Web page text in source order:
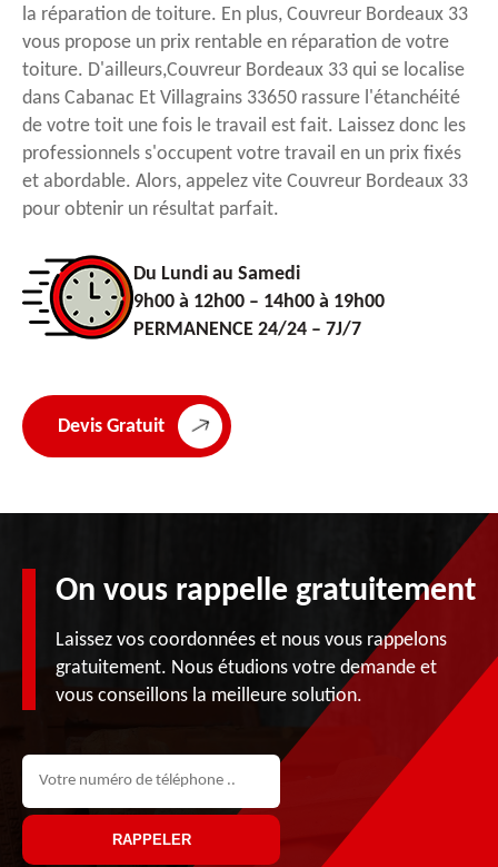
la réparation de toiture. En plus, Couvreur Bordeaux 33
vous propose un prix rentable en réparation de votre
toiture. D'ailleurs,Couvreur Bordeaux 33 qui se localise
dans Cabanac Et Villagrains 33650 rassure l'étanchéité
de votre toit une fois le travail est fait. Laissez donc les
professionnels s'occupent votre travail en un prix fixés
et abordable. Alors, appelez vite Couvreur Bordeaux 33
pour obtenir un résultat parfait.
Du Lundi au Samedi
9h00 à 12h00 – 14h00 à 19h00
PERMANENCE 24/24 – 7J/7
Devis Gratuit
On vous rappelle gratuitement
Laissez vos coordonnées et nous vous rappelons
gratuitement. Nous étudions votre demande et
vous conseillons la meilleure solution.